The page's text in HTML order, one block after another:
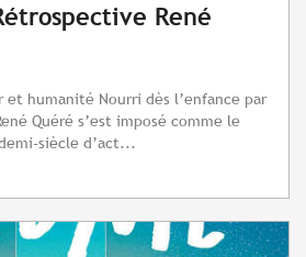
René
et humanité Nourri dès l’enfance par
Quéré s’est imposé comme le
siècle d’act...